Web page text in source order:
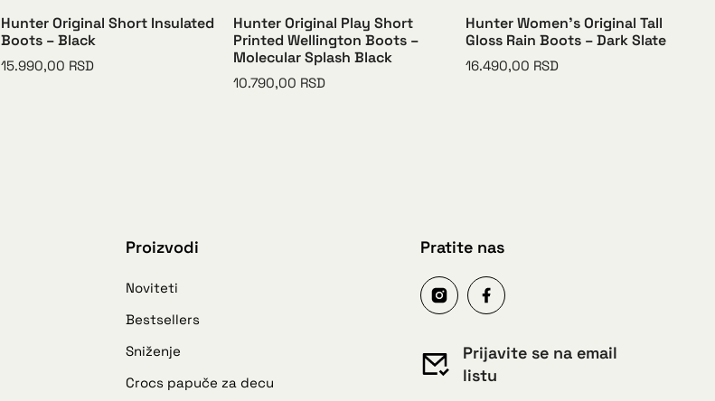
Hunter Original Short Insulated
Boots – Black
15.990,00 RSD
Hunter Original Play Short
Printed Wellington Boots –
Molecular Splash Black
10.790,00 RSD
Hunter Women’s Original Tall
Gloss Rain Boots – Dark Slate
16.490,00 RSD
Proizvodi
Noviteti
Bestsellers
Sniženje
Crocs papuče za decu
Pratite nas
Prijavite se na email
listu